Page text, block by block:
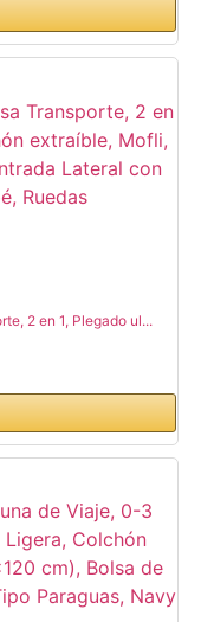
2 en 1, Plegado ul...